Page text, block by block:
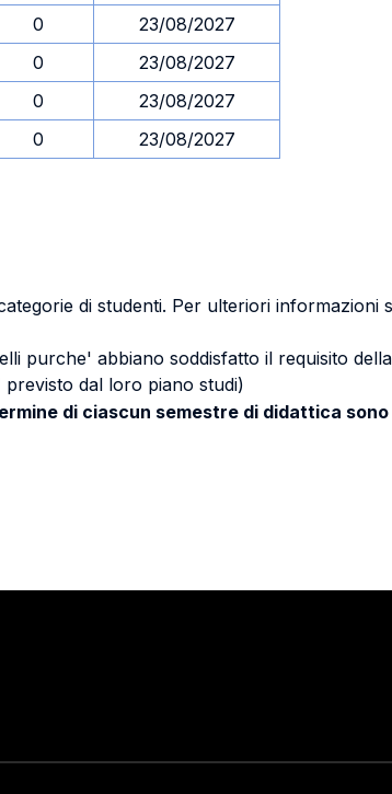
0
23/08/2027
0
23/08/2027
0
23/08/2027
0 23/08/2027
di studenti. Per ulteriori informazioni
purche' abbiano soddisfatto il requisito
dal loro piano studi)
di ciascun semestre di didattica